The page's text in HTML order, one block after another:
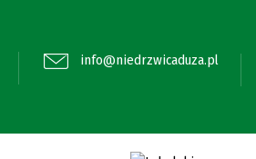
info@niedrzwicaduza.pl